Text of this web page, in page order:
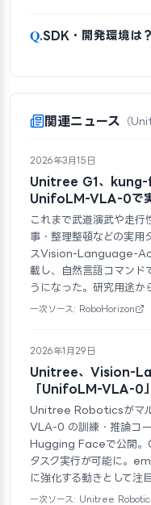
Q.SDK・開発環境は？
関連ニュース （
2026年3月15日
Unitree G1、kung-
UnifoLM-VLA-0で
これまで武道演武や走
事・整理整頓などの実用
スVision-Language-
載し、自然言語コマンド
うになった。研究用途か
一次ソース: RoboHorizon
2026年1月29日
Unitree、Vision-
「UnifoLM-VLA-0
Unitree Roboticsがマ
VLA-0 の訓練・推論コ
Hugging Faceで公開。
タスク実行が可能に。
に強化する動きとして注目
一次ソース: Unitree